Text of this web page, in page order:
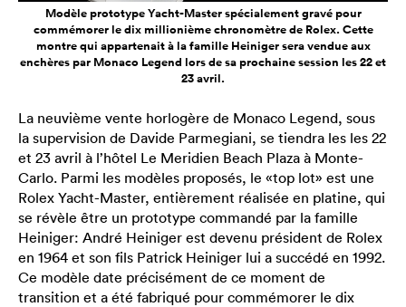
Modèle prototype Yacht-Master spécialement gravé pour
commémorer le dix millionième chronomètre de Rolex. Cette
montre qui appartenait à la famille Heiniger sera vendue aux
enchères par Monaco Legend lors de sa prochaine session les 22 et
23 avril.
La neuvième vente horlogère de Monaco Legend, sous
la supervision de Davide Parmegiani, se tiendra les les 22
et 23 avril à l’hôtel Le Meridien Beach Plaza à Monte-
Carlo. Parmi les modèles proposés, le «top lot» est une
Rolex Yacht-Master, entièrement réalisée en platine, qui
se révèle être un prototype commandé par la famille
Heiniger: André Heiniger est devenu président de Rolex
en 1964 et son fils Patrick Heiniger lui a succédé en 1992.
Ce modèle date précisément de ce moment de
transition et a été fabriqué pour commémorer le dix